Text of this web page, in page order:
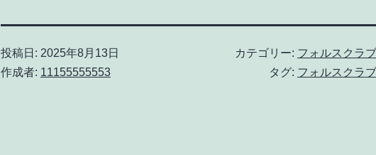
投稿日: 2025年8月13日
作成者: 11155555553
カテゴリー: フォルスクラブ
タグ: フォルスクラブ